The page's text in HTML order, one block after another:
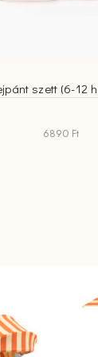
szett (6-12
6890 Ft